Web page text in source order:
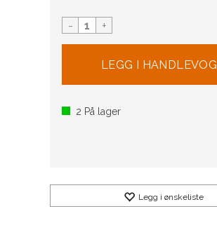
- +
2 På lager
Legg i ønskeliste